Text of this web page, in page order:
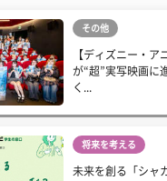
その他
【ディズニー・ア
が“超”実写映画に
く...
将来を考える
未来を創る「シャ